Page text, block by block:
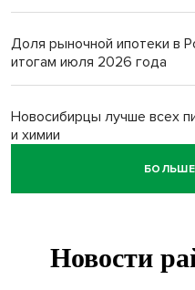
Доля рыночной ипотеки в
итогам июля 2026 года
Новосибирцы лучше всех
и химии
Нейросеть для
Двум бойцам СВО после